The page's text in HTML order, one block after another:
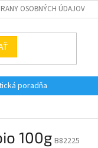
OSOBNÝCH ÚDAJOV
poradňa
100g B82225